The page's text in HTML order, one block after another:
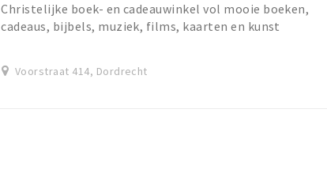
Christelijke boek- en cadeauwinkel vol mooie boeken,
cadeaus, bijbels, muziek, films, kaarten en kunst
Voorstraat 414, Dordrecht